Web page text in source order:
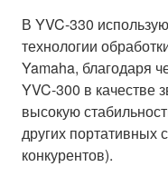
В YVC-330
технологии
Yamaha, благодаря
YVC-300 в качестве
высокую
других портативных
конкурентов).